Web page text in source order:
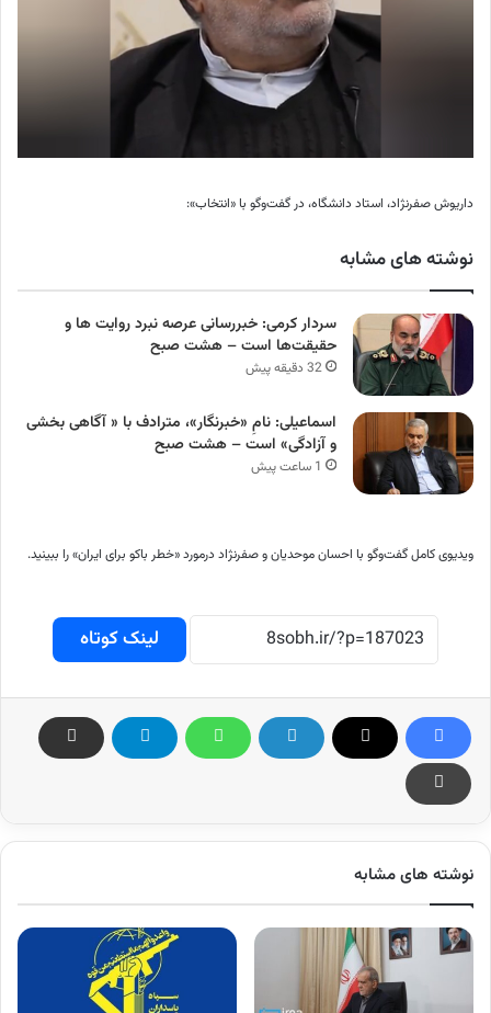
داریوش صفرنژاد، استاد دانشگاه، در گفت‌و‌گو با «انتخاب»:
نوشته های مشابه
سردار کرمی: خبررسانی عرصه نبرد روایت ها و
حقیقت‌ها است – هشت صبح
32 دقیقه پیش
اسماعیلی: نامِ «خبرنگار»، مترادف با « آگاهی بخشی
و آزادگی» است – هشت صبح
1 ساعت پیش
ویدیوی کامل گفت‌و‌گو با احسان موحدیان و صفرنژاد درمورد «خطر باکو برای ایران» را ببینید.
لینک کوتاه
نوشته های مشابه